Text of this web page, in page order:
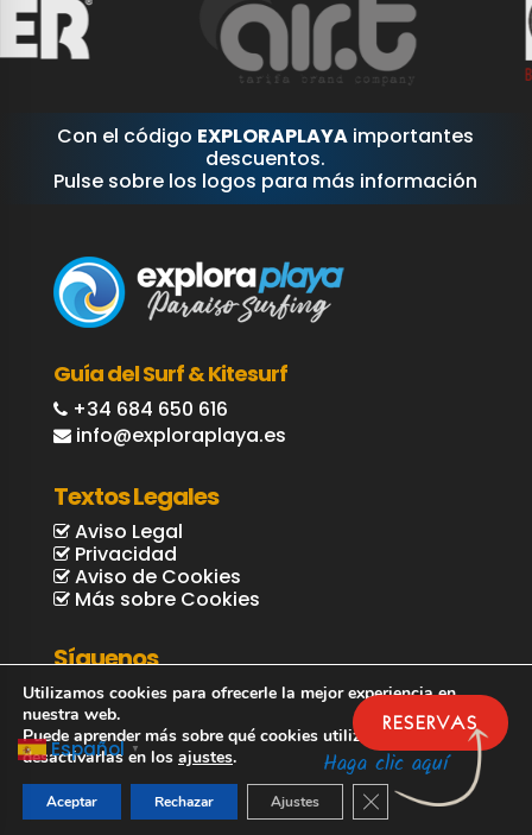
RESERVAS
Haga clic aquí
Con el código EXPLORAPLAYA importantes
descuentos.
Pulse sobre los logos para más información
Guía del Surf & Kitesurf
+34 684 650 616
info@exploraplaya.es
Textos Legales
Aviso Legal
Privacidad
Aviso de Cookies
Más sobre Cookies
Síguenos
© Explora Playa / Guía Surf
Español ▼
Utilizamos cookies para ofrecerle la mejor experiencia en
nuestra web.
Puede aprender más sobre qué cookies utilizamos o
desactivarlas en los ajustes.
Aceptar Rechazar Ajustes Cerrar el banner de